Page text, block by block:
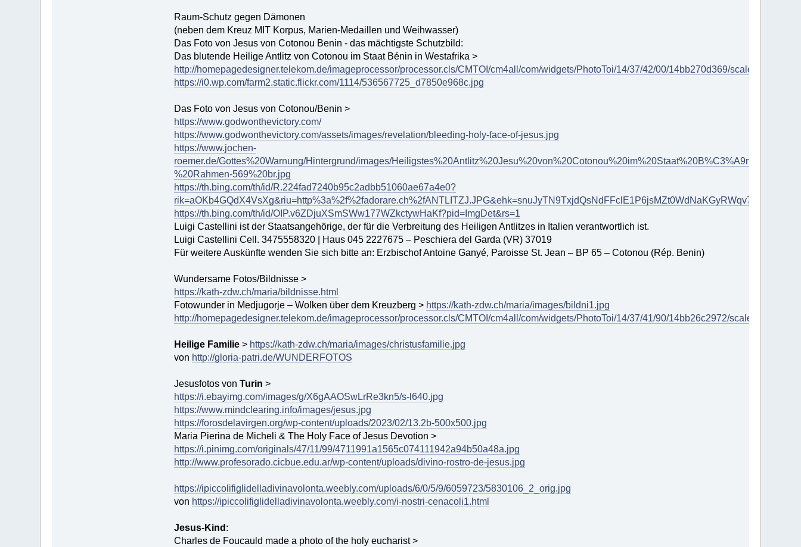
Raum-Schutz gegen Dämonen
(neben dem Kreuz MIT Korpus, Marien-Medaillen und Weihwasser)
Das Foto von Jesus von Cotonou Benin - das mächtigste Schutzbild:
Das blutende Heilige Antlitz von Cotonou im Staat Bénin in Westafrika >
http://homepagedesigner.telekom.de/imageprocessor/processor.cls/CMTOI/cm4all/com/widgets/PhotoToi/14/37/42/00/14bb270d369/
https://i0.wp.com/farm2.static.flickr.com/1114/536567725_d7850e968c.jpg
Das Foto von Jesus von Cotonou/Benin >
https://www.godwonthevictory.com/
https://www.godwonthevictory.com/assets/images/revelation/bleeding-holy-face-of-jesus.jpg
https://www.jochen-
roemer.de/Gottes%20Warnung/Hintergrund/images/
%20Rahmen-569%20br.jpg
https://th.bing.com/th/id/R.224fad7240b95c2adbb51060ae67a4e0?
https://th.bing.com/th/id/OIP.v6ZDjuXSmSWw177WZkctywHaKf?pid=ImgDet&rs=1
Luigi Castellini ist der Staatsangehörige, der für die Verbreitung des Heiligen Antlitzes in Italien verantwortlich ist.
Luigi Castellini Cell. 3475558320 | Haus 045 2227675 – Peschiera del Garda (VR) 37019
Für weitere Auskünfte wenden Sie sich bitte an: Erzbischof Antoine Ganyé, Paroisse St. Jean – BP 65 – Cotonou (Rép. Benin)
Wundersame Fotos/Bildnisse >
https://kath-zdw.ch/maria/bildnisse.html
Fotowunder in Medjugorje – Wolken über dem Kreuzberg > https://kath-zdw.ch/maria/images/bildni1.jpg
http://homepagedesigner.telekom.de/imageprocessor/processor.cls/CMTOI/cm4all/com/widgets/PhotoToi/14/37/41/90/14bb26c2972/
Heilige Familie > https://kath-zdw.ch/maria/images/christusfamilie.jpg
von http://gloria-patri.de/WUNDERFOTOS
Jesusfotos von Turin >
https://i.ebayimg.com/images/g/X6gAAOSwLrRe3kn5/s-l640.jpg
https://www.mindclearing.info/images/jesus.jpg
https://forosdelavirgen.org/wp-content/uploads/2023/02/13.2b-500x500.jpg
Maria Pierina de Micheli & The Holy Face of Jesus Devotion >
https://i.pinimg.com/originals/47/11/99/4711991a1565c074111942a94b50a48a.jpg
http://www.profesorado.cicbue.edu.ar/wp-content/uploads/divino-rostro-de-jesus.jpg
https://ipiccolifiglidelladivinavolonta.weebly.com/uploads/6/0/5/9/6059723/5830106_2_orig.jpg
von https://ipiccolifiglidelladivinavolonta.weebly.com/i-nostri-cenacoli1.html
Jesus-Kind :
Charles de Foucauld made a photo of the holy eucharist >